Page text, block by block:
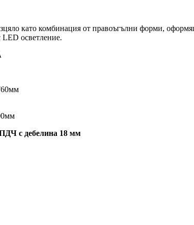
като комбинация от правоъгълни форми,
LED осветление.
ПДЧ с дебелина 18 мм